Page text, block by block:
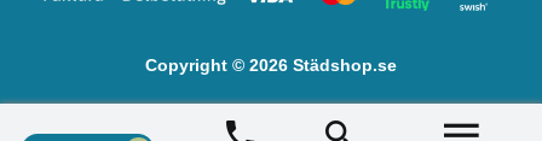
Copyright © 2026 Städshop.se